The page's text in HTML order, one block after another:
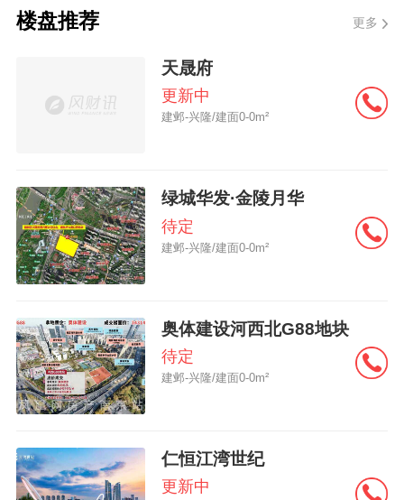
子，是居住上的“配角”。
站在实体样板间，就能直观地感受到未来实
际居住时会有多舒适。
建面约269㎡两梯两户设计，买一套占半层，
以尺度定义大宅气场
极致采光与全景视野：超大面宽阳台的引
入，实现了室内空间的宽敞通透感，充沛采
光与开阔视野，重构了人居空间的尺度感。
楼盘推荐 更多
天晟府
更新中
建邺-兴隆/建面0-0m²
绿城华发·金陵月华
待定
建邺-兴隆/建面0-0m²
奥体建设河西北G88地块
待定
建邺-兴隆/建面0-0m²
仁恒江湾世纪
更新中